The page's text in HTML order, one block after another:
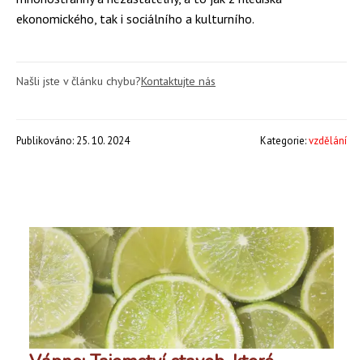
ekonomického, tak i sociálního a kulturního.
Našli jste v článku chybu?Kontaktujte nás
Publikováno: 25. 10. 2024 Kategorie:vzdělání